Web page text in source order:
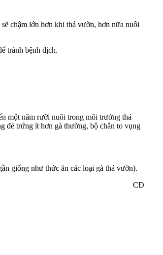
chậm lớn hơn khi thả vườn, hơn nữa nuôi
tránh bệnh dịch.
một năm rưỡi nuôi trong môi trường thả
đẻ trứng ít hơn gà thường, bộ chân to vụng
giống như thức ăn các loại gà thả vườn).
CĐ